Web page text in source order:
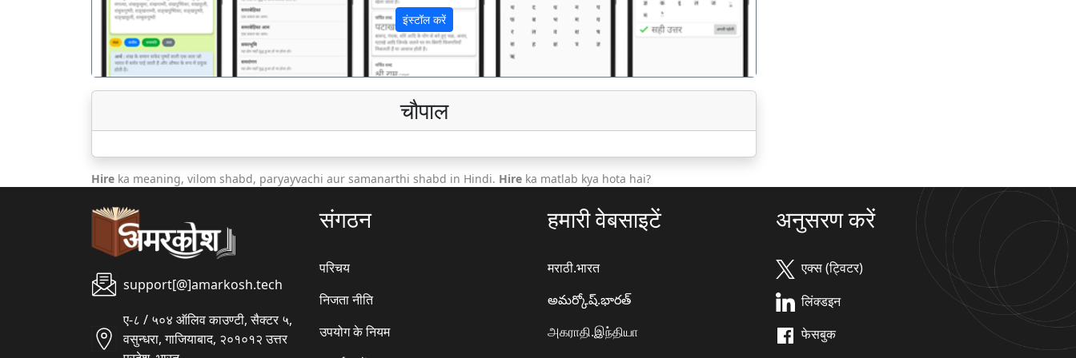
इंस्टॉल करें
चौपाल
Hire ka meaning, vilom shabd, paryayvachi aur samanarthi shabd in Hindi. Hire ka matlab kya hota hai?
support[@]amarkosh.tech
ए-८ / ५०४ ऑलिव काउण्टी, सैक्टर ५,
वसुन्धरा, गाजियाबाद, २०१०१२ उत्तर
संगठन
परिचय
निजता नीति
उपयोग के नियम
हमारी वेबसाइटें
मराठी.भारत
అమర్కోష్.భారత్
அகராதி.இந்தியா
अनुसरण करें
एक्स (ट्विटर)
लिंक्डइन
फेसबुक